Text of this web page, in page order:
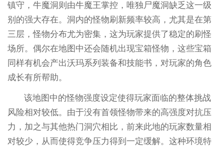
镇守，牛魔洞则由牛魔王掌控，唯独尸魔洞缺乏这一级
别的强大存在。洞内的怪物刷新频率较高，尤其是在第
三层，怪物分布尤为密集，这为玩家提供了稳定的刷怪
场所。偶尔在地图中还会随机出现宝箱怪物，这些宝箱
同样有机会产出沃玛系列装备和技能书，对玩家的角色
成长有所帮助。
该地图中的怪物强度设定使得玩家面临的整体挑战
风险相对较低。由于没有首领怪物带来的高强度对抗压
力，加之与其他热门洞穴相比，前来此地的玩家数量相
对较少，从而使得竞争压力得到一定缓解。这种环境特